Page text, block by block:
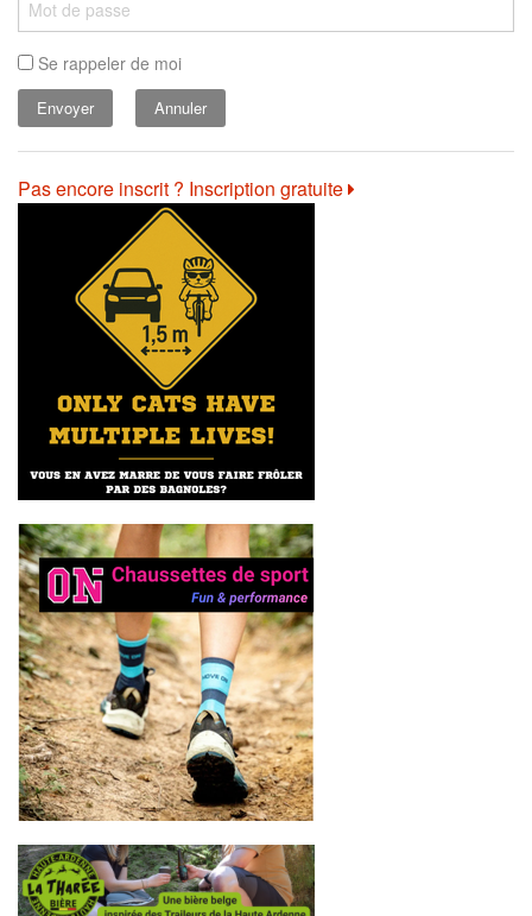
Se rappeler de moi
Annuler
Pas encore inscrit ? Inscription gratuite